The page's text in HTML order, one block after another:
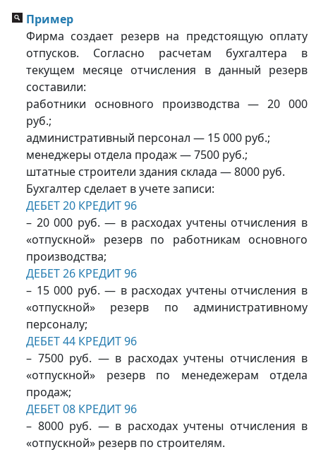
Пример
Фирма создает резерв на предстоящую оплату
отпусков. Согласно расчетам бухгалтера в
текущем месяце отчисления в данный резерв
составили:
работники основного производства — 20 000
руб.;
административный персонал — 15 000 руб.;
менеджеры отдела продаж — 7500 руб.;
штатные строители здания склада — 8000 руб.
Бухгалтер сделает в учете записи:
ДЕБЕТ 20 КРЕДИТ 96
– 20 000 руб. — в расходах учтены отчисления в
«отпускной» резерв по работникам основного
производства;
ДЕБЕТ 26 КРЕДИТ 96
– 15 000 руб. — в расходах учтены отчисления в
«отпускной» резерв по административному
персоналу;
ДЕБЕТ 44 КРЕДИТ 96
– 7500 руб. — в расходах учтены отчисления в
«отпускной» резерв по менедежерам отдела
продаж;
ДЕБЕТ 08 КРЕДИТ 96
– 8000 руб. — в расходах учтены отчисления в
«отпускной» резерв по строителям.